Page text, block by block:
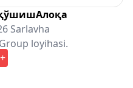
Алоқа
Sarlavha
loyihasi.